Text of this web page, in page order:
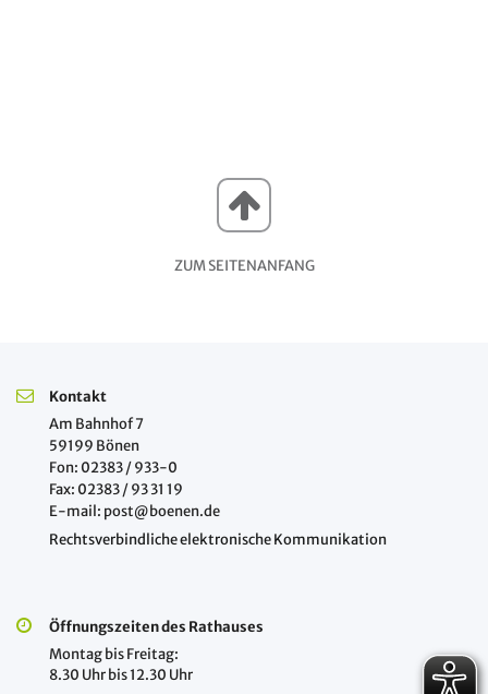
ZUM SEITENANFANG
Kontakt
Am Bahnhof 7
59199 Bönen
Fon: 02383 / 933-0
Fax: 02383 / 93 31 19
E-mail: post@boenen.de
Rechtsverbindliche elektronische Kommunikation
Öffnungszeiten des Rathauses
Montag bis Freitag:
8.30 Uhr bis 12.30 Uhr